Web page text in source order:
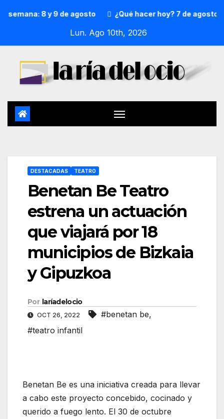
8 y 9 de agosto ¿Qué hacer hoy? 7 de agosto
Lun. Ago 10th, 2026
DESTACADAS TEATRO
Benetan Be Teatro
estrena un actuación
que viajará por 18
municipios de Bizkaia
y Gipuzkoa
Por laríadelocio
OCT 26, 2022 #benetan be,
#teatro infantil
Benetan Be es una iniciativa creada para llevar
a cabo este proyecto concebido, cocinado y
querido a fuego lento. El 30 de octubre